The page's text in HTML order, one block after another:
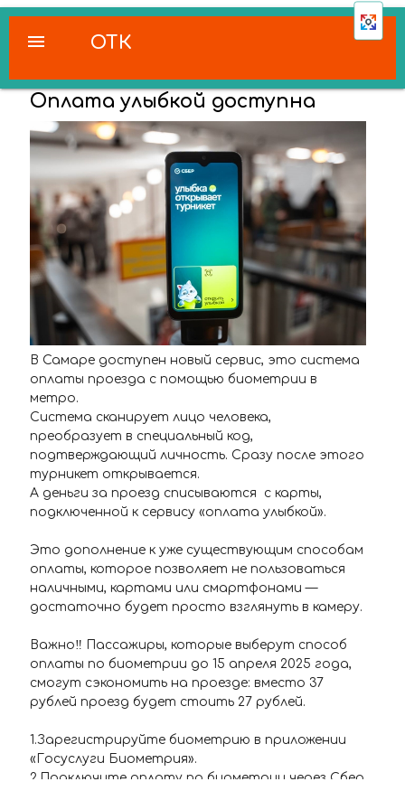
ОТК
menu
Оплата улыбкой доступна
В Самаре доступен новый сервис, это система
оплаты проезда с помощью биометрии в
метро.
Система сканирует лицо человека,
преобразует в специальный код,
подтверждающий личность. Сразу после этого
турникет открывается.
А деньги за проезд списываются с карты,
подключенной к сервису «оплата улыбкой».
Это дополнение к уже существующим способам
оплаты, которое позволяет не пользоваться
наличными, картами или смартфонами —
достаточно будет просто взглянуть в камеру.
Важно‼️ Пассажиры, которые выберут способ
оплаты по биометрии до 15 апреля 2025 года,
смогут сэкономить на проезде: вместо 37
рублей проезд будет стоить 27 рублей.
1.Зарегистрируйте биометрию в приложении
«Госуслуги Биометрия».
2.Подключите оплату по биометрии через Сбер